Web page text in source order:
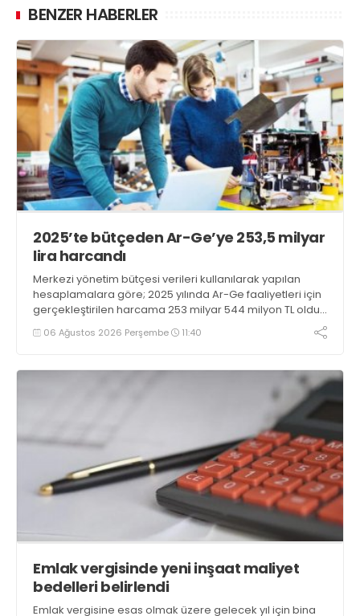
BENZER HABERLER
2025’te bütçeden Ar-Ge’ye 253,5 milyar
lira harcandı
Merkezi yönetim bütçesi verileri kullanılarak yapılan
hesaplamalara göre; 2025 yılında Ar-Ge faaliyetleri için
gerçekleştirilen harcama 253 milyar 544 milyon TL oldu.
Ar-Ge harcamalarının merkezi yönetim bütçesi
içerisindeki oranı yüzde 1,58 oldu
06 Ağustos 2026 Perşembe 11:40
Emlak vergisinde yeni inşaat maliyet
bedelleri belirlendi
Emlak vergisine esas olmak üzere gelecek yıl için bina